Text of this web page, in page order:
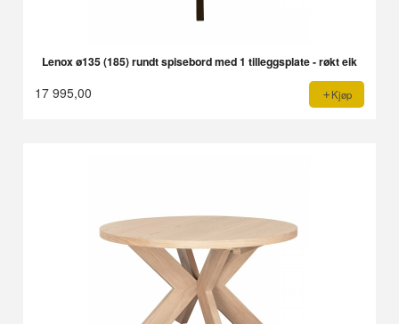
Lenox ø135 (185) rundt spisebord med 1 tilleggsplate - røkt eik
17 995,00 Kjøp